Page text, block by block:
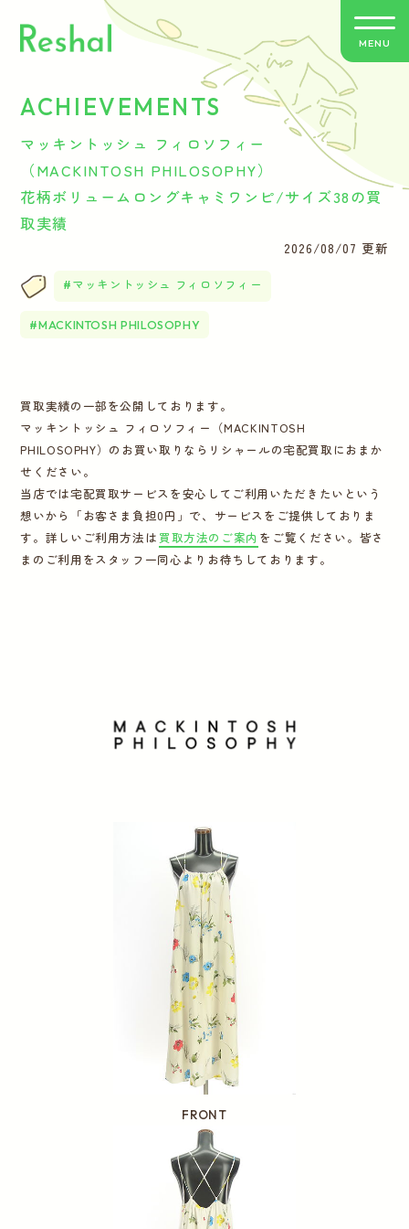
リシャールの特徴
買取方法のご案内
お客さまの声
運営会社
かんたん買取申込 きっちり買取申込
ログイン お問い合わせ
MENU
ACHIEVEMENTS
マッキントッシュ フィロソフィー
（MACKINTOSH PHILOSOPHY）
花柄ボリュームロングキャミワンピ/サイズ38の買
取実績
2026/08/07 更新
マッキントッシュ フィロソフィー
MACKINTOSH PHILOSOPHY
買取実績の一部を公開しております。
マッキントッシュ フィロソフィー（MACKINTOSH
PHILOSOPHY）のお買い取りならリシャールの宅配買取におまか
せください。
当店では宅配買取サービスを安心してご利用いただきたいという
想いから「お客さま負担0円」で、サービスをご提供しておりま
す。詳しいご利用方法は 買取方法のご案内 をご覧ください。皆さ
まのご利用をスタッフ一同心よりお待ちしております。
FRONT